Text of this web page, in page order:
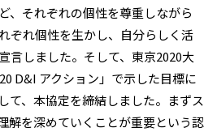
、それぞれの個性を尊重しながら
ぞれ個性を生かし、自分らしく活
言しました。そして、東京2020大
D&I アクション」で示した目標に
て、本協定を締結しました。まずス
解を深めていくことが重要という認